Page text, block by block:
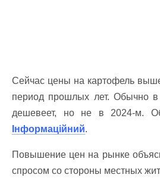
Сейчас цены на картофель
период прошлых лет. Обычно в
дешевеет, но не в 2024-м.
Інформаційний.
Повышение цен на рынке
спросом со стороны местных